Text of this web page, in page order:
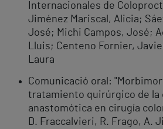
Internacionales de
Jiménez Mariscal, Alicia;
José; Michi Campos, José;
Lluis; Centeno Fornier,
Laura
Comunicació oral:
tratamiento quirúrgico de la
anastomótica en cirugía
D. Fraccalvieri, R. Frago, A.